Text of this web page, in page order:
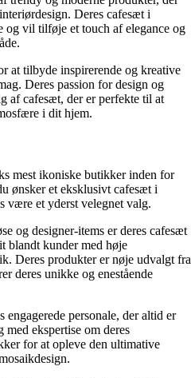
Deres cafesæt i
og vil tilføje et touch af elegance og
at tilbyde inspirerende og kreative
Deres passion for design og
af cafesæt, der er perfekte til at
i dit hjem.
mest ikoniske butikker inden for
ønsker et eksklusivt cafesæt i
være et yderst velegnet valg.
og designer-items er deres cafesæt
blandt kunder med høje
Deres produkter er nøje udvalgt fra
deres unikke og enestående
personale, der altid er
ekspertise om deres
for at opleve den ultimative